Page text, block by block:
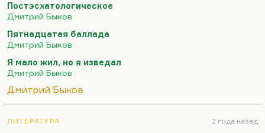
я напишу что-то лучше «Пятнадцатой баллады»
(«Если б был я Дэн Браун…») или моего самого
любимого стихотворения – «Сказки о рыбаке и
рыбке»… Вообще, лучшее стихотворение мое
звучит так:
Я мало жил, но я изведал
Небесной Родины я не предал –
Постэсхатологическое
Дмитрий Быков
Пятнадцатая баллада
Дмитрий Быков
Я мало жил, но я изведал
Дмитрий Быков
Дмитрий Быков
ЛИТЕРАТУРА 2 года назад